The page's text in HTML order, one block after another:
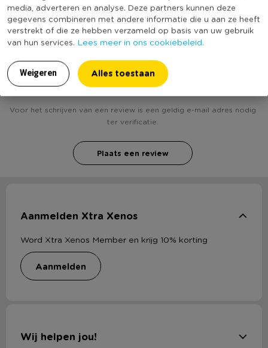
media, adverteren en analyse. Deze partners kunnen deze
gegevens combineren met andere informatie die u aan ze heeft
verstrekt of die ze hebben verzameld op basis van uw gebruik
van hun services. Lees meer in ons cookiebeleid.
Weigeren Alles toestaan
• Kleur: groen
• Geen montage nodig
• Compact
• Afmeting: 60x40 cm
• Gemaakt van metaal
Duurzaamheidsscore
Heb jij Hangtafeltje voor balkon - groen - 60x40
cm? Schrijf een review!
Voor het schrijven van een review is een geldig e-mail adres nodig
ter verificatie.
Plaats een review
Aanmelden Xtra Xenos
Word Xtra Xenos Member en krijg 10% korting
aanmelden
Wij helpen jou!